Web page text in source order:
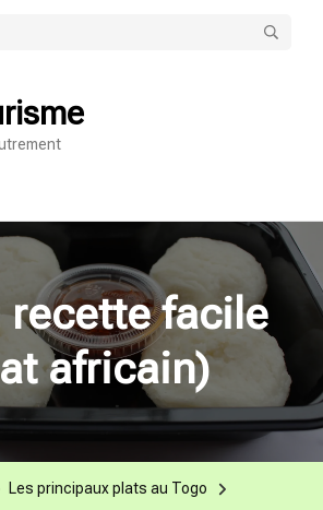
recette facile
africain)
Les principaux plats au Togo